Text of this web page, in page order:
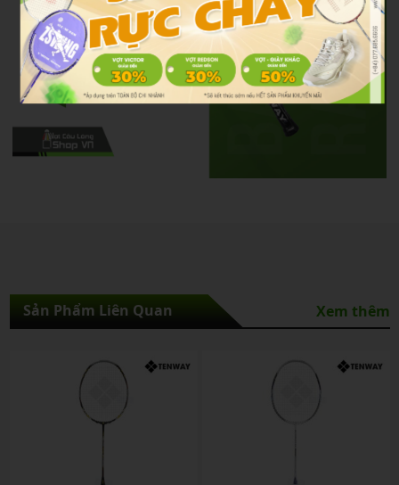
Sản Phẩm Liên Quan Xem thêm